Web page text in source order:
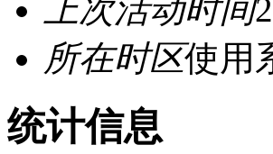
上次活动时间
所在时区使用
统计信息